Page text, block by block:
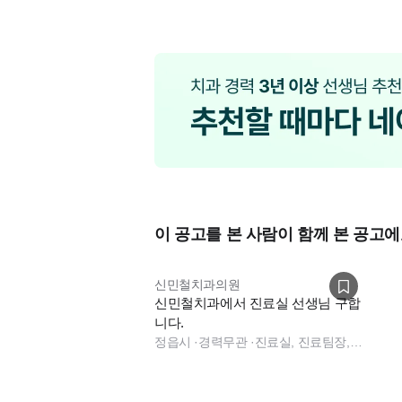
이 공고를 본 사람이 함께 본 공고
신민철치과의원
신민철치과에서 진료실 선생님 구합
니다.
정읍시 ·경력무관·